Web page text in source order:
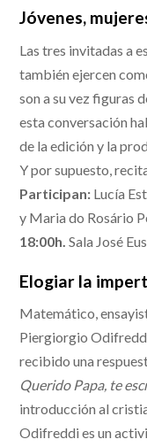
Jóvenes,
Las tres invitadas a
también ejercen
son a su vez figuras
esta conversación
de la edición y la
Y por supuesto,
Participan: Lucía
y Maria do Rosário
18:00h.Sala José
Elogiar la
Matemático,
Piergiorgio
recibido una
Querido Papa, te
introducción al
Odifreddi es un